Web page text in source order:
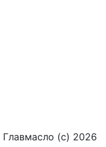
Главмасло (с) 2026